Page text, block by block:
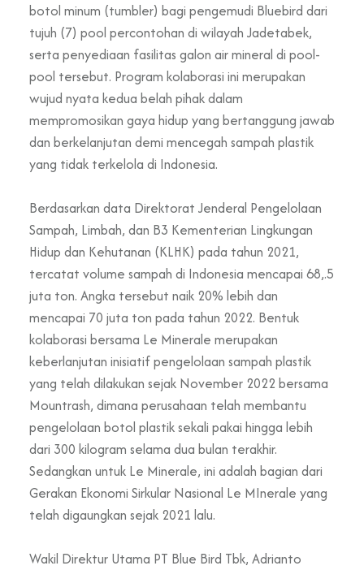
botol minum (tumbler) bagi pengemudi Bluebird dari
tujuh (7) pool percontohan di wilayah Jadetabek,
serta penyediaan fasilitas galon air mineral di pool-
pool tersebut. Program kolaborasi ini merupakan
wujud nyata kedua belah pihak dalam
mempromosikan gaya hidup yang bertanggung jawab
dan berkelanjutan demi mencegah sampah plastik
yang tidak terkelola di Indonesia.
Berdasarkan data Direktorat Jenderal Pengelolaan
Sampah, Limbah, dan B3 Kementerian Lingkungan
Hidup dan Kehutanan (KLHK) pada tahun 2021,
tercatat volume sampah di Indonesia mencapai 68,.5
juta ton. Angka tersebut naik 20% lebih dan
mencapai 70 juta ton pada tahun 2022. Bentuk
kolaborasi bersama Le Minerale merupakan
keberlanjutan inisiatif pengelolaan sampah plastik
yang telah dilakukan sejak November 2022 bersama
Mountrash, dimana perusahaan telah membantu
pengelolaan botol plastik sekali pakai hingga lebih
dari 300 kilogram selama dua bulan terakhir.
Sedangkan untuk Le Minerale, ini adalah bagian dari
Gerakan Ekonomi Sirkular Nasional Le MInerale yang
telah digaungkan sejak 2021 lalu.
Wakil Direktur Utama PT Blue Bird Tbk, Adrianto